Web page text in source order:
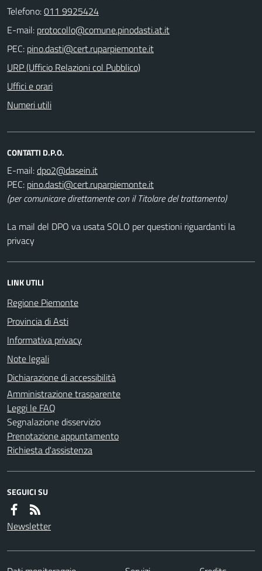
Telefono:011 9925424
E-mail:
PEC:
URP (Ufficio Relazioni col Pubblico)
Uffici e orari
Numeri utili
CONTATTI D.P.O.
E-mail:
PEC:
(per comunicare direttamente con il Titolare del trattamento)
La mail del DPO va usata SOLO per questioni riguardanti la
privacy
LINK UTILI
Regione Piemonte
Provincia di Asti
Informativa privacy
Note legali
Dichiarazione di accessibilità
Amministrazione trasparente
Leggi le FAQ
Segnalazione disservizio
Prenotazione appuntamento
Richiesta d'assistenza
SEGUICI SU
Newsletter